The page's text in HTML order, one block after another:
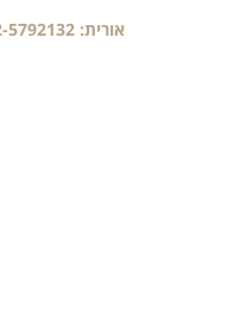
אורית: 5792132